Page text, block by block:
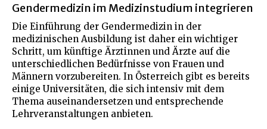
Gendermedizin im Medizinstudium integrieren
Die Einführung der Gendermedizin in der
medizinischen Ausbildung ist daher ein wichtiger
Schritt, um künftige Ärztinnen und Ärzte auf die
unterschiedlichen Bedürfnisse von Frauen und
Männern vorzubereiten. In Österreich gibt es bereits
einige Universitäten, die sich intensiv mit dem
Thema auseinandersetzen und entsprechende
Lehrveranstaltungen anbieten.